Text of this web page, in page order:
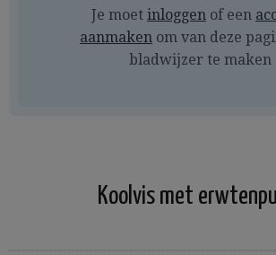
Je moet inloggen of een
aanmaken om van deze
bladwijzer te maken
Koolvis met